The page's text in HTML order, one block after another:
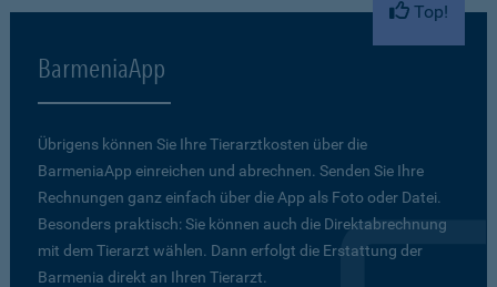
Top!
BarmeniaApp
Übrigens können Sie Ihre Tierarztkosten über die
BarmeniaApp einreichen und abrechnen. Senden Sie Ihre
Rechnungen ganz einfach über die App als Foto oder Datei.
Besonders praktisch: Sie können auch die Direktabrechnung
mit dem Tierarzt wählen. Dann erfolgt die Erstattung der
Barmenia direkt an Ihren Tierarzt.